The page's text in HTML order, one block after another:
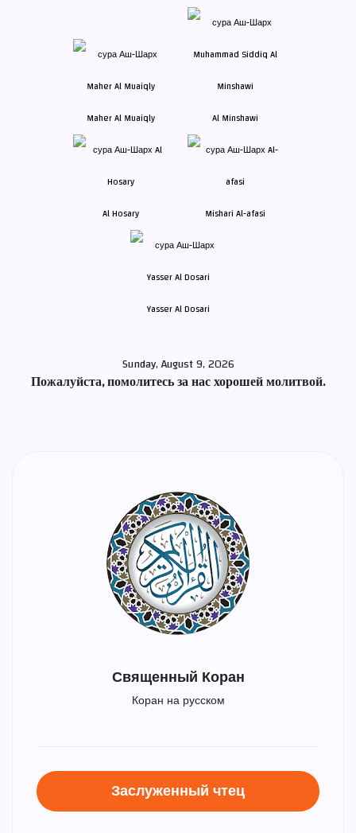
Maher Al Muaiqly Al Minshawi
Al Hosary Mishari Al-afasi
Yasser Al Dosari
Sunday, August 9, 2026
Пожалуйста, помолитесь за нас хорошей молитвой.
Священный Коран
Коран на русском
Заслуженный чтец